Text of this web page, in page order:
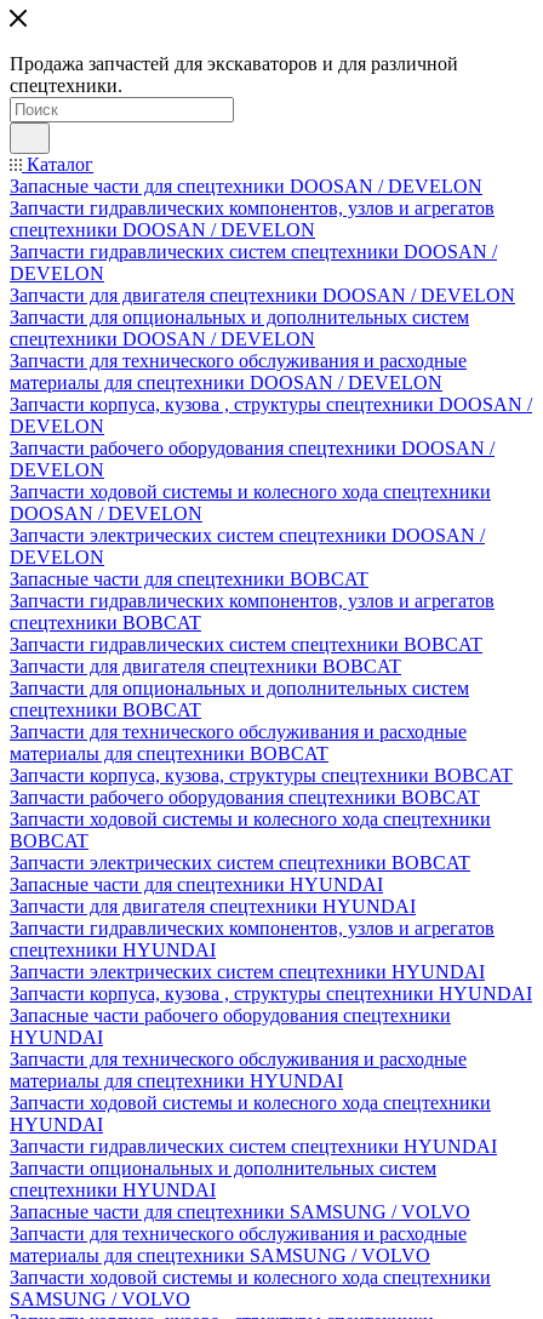
Продажа запчастей для экскаваторов и для различной
спецтехники.
Каталог
Запасные части для спецтехники DOOSAN / DEVELON
Запчасти гидравлических компонентов, узлов и агрегатов
спецтехники DOOSAN / DEVELON
Запчасти гидравлических систем спецтехники DOOSAN /
DEVELON
Запчасти для двигателя спецтехники DOOSAN / DEVELON
Запчасти для опциональных и дополнительных систем
спецтехники DOOSAN / DEVELON
Запчасти для технического обслуживания и расходные
материалы для спецтехники DOOSAN / DEVELON
Запчасти корпуса, кузова , структуры спецтехники DOOSAN /
DEVELON
Запчасти рабочего оборудования спецтехники DOOSAN /
DEVELON
Запчасти ходовой системы и колесного хода спецтехники
DOOSAN / DEVELON
Запчасти электрических систем спецтехники DOOSAN /
DEVELON
Запасные части для спецтехники BOBCAT
Запчасти гидравлических компонентов, узлов и агрегатов
спецтехники BOBCAT
Запчасти гидравлических систем спецтехники BOBCAT
Запчасти для двигателя спецтехники BOBCAT
Запчасти для опциональных и дополнительных систем
спецтехники BOBCAT
Запчасти для технического обслуживания и расходные
материалы для спецтехники BOBCAT
Запчасти корпуса, кузова, структуры спецтехники BOBCAT
Запчасти рабочего оборудования спецтехники BOBCAT
Запчасти ходовой системы и колесного хода спецтехники
BOBCAT
Запчасти электрических систем спецтехники BOBCAT
Запасные части для спецтехники HYUNDAI
Запчасти для двигателя спецтехники HYUNDAI
Запчасти гидравлических компонентов, узлов и агрегатов
спецтехники HYUNDAI
Запчасти электрических систем спецтехники HYUNDAI
Запчасти корпуса, кузова , структуры спецтехники HYUNDAI
Запасные части рабочего оборудования спецтехники
HYUNDAI
Запчасти для технического обслуживания и расходные
материалы для спецтехники HYUNDAI
Запчасти ходовой системы и колесного хода спецтехники
HYUNDAI
Запчасти гидравлических систем спецтехники HYUNDAI
Запчасти опциональных и дополнительных систем
спецтехники HYUNDAI
Запасные части для спецтехники SAMSUNG / VOLVO
Запчасти для технического обслуживания и расходные
материалы для спецтехники SAMSUNG / VOLVO
Запчасти ходовой системы и колесного хода спецтехники
SAMSUNG / VOLVO